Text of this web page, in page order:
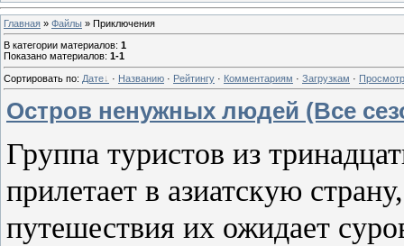
Главная » Файлы » Приключения
В категории материалов: 1
Показано материалов: 1-1
Сортировать по: Дате · Названию · Рейтингу · Комментариям · Загрузкам ·
Остров ненужных людей (Все
Группа туристов из
прилетает в азиатскую
путешествия их ожидает